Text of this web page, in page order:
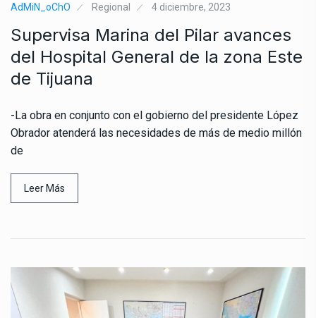
AdMiN_oChO Regional 4 diciembre, 2023
Supervisa Marina del Pilar avances
del Hospital General de la zona Este
de Tijuana
-La obra en conjunto con el gobierno del presidente López
Obrador atenderá las necesidades de más de medio millón
de
Leer Más